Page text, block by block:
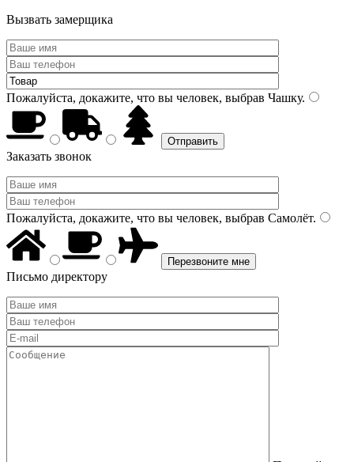
Вызвать замерщика
Пожалуйста, докажите, что вы человек, выбрав Чашку.
Заказать звонок
Пожалуйста, докажите, что вы человек, выбрав Самолёт.
Письмо директору